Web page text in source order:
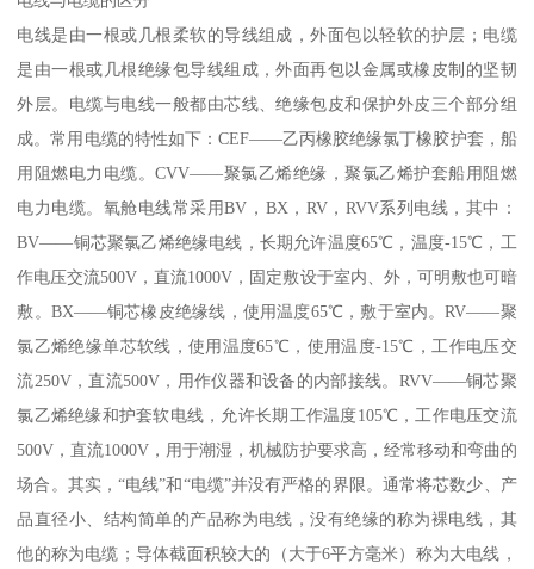
电线是由一根或几根柔软的导线组成，外面包以轻软的护层；电缆
是由一根或几根绝缘包导线组成，外面再包以金属或橡皮制的坚韧
外层。电缆与电线一般都由芯线、绝缘包皮和保护外皮三个部分组
成。常用电缆的特性如下：CEF——乙丙橡胶绝缘氯丁橡胶护套，船
用阻燃电力电缆。CVV——聚氯乙烯绝缘，聚氯乙烯护套船用阻燃
电力电缆。氧舱电线常采用BV，BX，RV，RVV系列电线，其中：
BV——铜芯聚氯乙烯绝缘电线，长期允许温度65℃，温度-15℃，工
作电压交流500V，直流1000V，固定敷设于室内、外，可明敷也可暗
敷。BX——铜芯橡皮绝缘线，使用温度65℃，敷于室内。RV——聚
氯乙烯绝缘单芯软线，使用温度65℃，使用温度-15℃，工作电压交
流250V，直流500V，用作仪器和设备的内部接线。RVV——铜芯聚
氯乙烯绝缘和护套软电线，允许长期工作温度105℃，工作电压交流
500V，直流1000V，用于潮湿，机械防护要求高，经常移动和弯曲的
场合。其实，“电线”和“电缆”并没有严格的界限。通常将芯数少、产
品直径小、结构简单的产品称为电线，没有绝缘的称为裸电线，其
他的称为电缆；导体截面积较大的（大于6平方毫米）称为大电线，